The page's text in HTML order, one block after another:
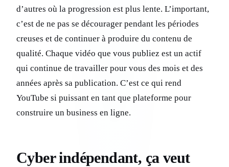
d’autres où la progression est plus lente. L’important,
c’est de ne pas se décourager pendant les périodes
creuses et de continuer à produire du contenu de
qualité. Chaque vidéo que vous publiez est un actif
qui continue de travailler pour vous des mois et des
années après sa publication. C’est ce qui rend
YouTube si puissant en tant que plateforme pour
construire un business en ligne.
Cyber indépendant, ça veut